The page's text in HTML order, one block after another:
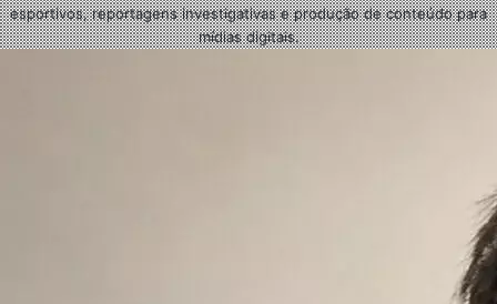
esportivos, reportagens investigativas e produção de conteúdo para
mídias digitais.